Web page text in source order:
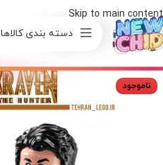
Skip to main content
دسته بندی کالاها
ناموجود